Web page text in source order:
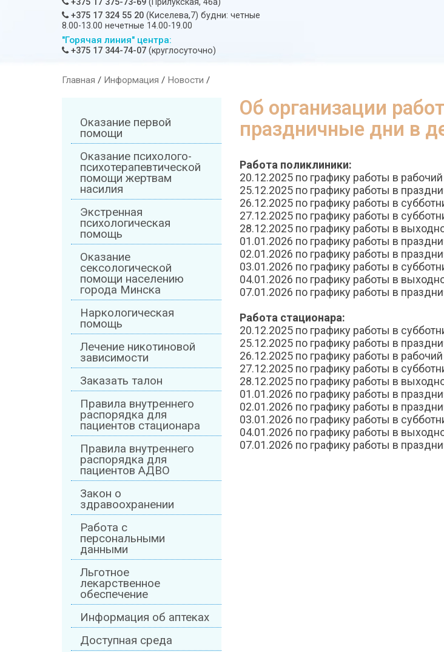
+375 17 375-73-69 (Прилукская, 46а)
+375 17 324 55 20 (Киселева,7) будни: четные
8.00-13.00 нечетные 14.00-19.00
"Горячая линия" центра:
+375 17 344-74-07 (круглосуточно)
Главная / Информация / Новости /
Об организации
праздничные дни в
Работа поликлиники:
20.12.2025 по графику работы в
25.12.2025 по графику работы в
26.12.2025 по графику работы в
27.12.2025 по графику работы в
28.12.2025 по графику работы в
01.01.2026 по графику работы в
02.01.2026 по графику работы в
03.01.2026 по графику работы в
04.01.2026 по графику работы в
07.01.2026 по графику работы в
Работа стационара:
20.12.2025 по графику работы в
25.12.2025 по графику работы в
26.12.2025 по графику работы в
27.12.2025 по графику работы в
28.12.2025 по графику работы в
01.01.2026 по графику работы в
02.01.2026 по графику работы в
03.01.2026 по графику работы в
04.01.2026 по графику работы в
07.01.2026 по графику работы в
Оказание первой
помощи
Оказание психолого-
психотерапевтической
помощи жертвам
насилия
Экстренная
психологическая
помощь
Оказание
сексологической
помощи населению
города Минска
Наркологическая
помощь
Лечение никотиновой
зависимости
Заказать талон
Правила внутреннего
распорядка для
пациентов стационара
Правила внутреннего
распорядка для
пациентов АДВО
Закон о
здравоохранении
Работа с
персональными
данными
Льготное
лекарственное
обеспечение
Информация об аптеках
Доступная среда